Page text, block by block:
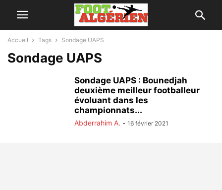
Accueil Tags Sondage UAPS
Sondage UAPS
Sondage UAPS : Bounedjah
deuxième meilleur footballeur
évoluant dans les
championnats...
Abderrahim A. - 16 février 2021